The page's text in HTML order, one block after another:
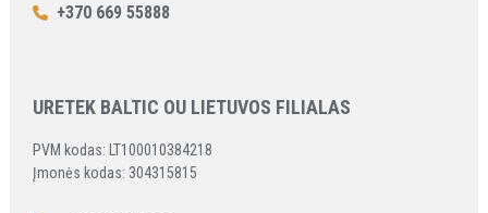
+370 669 55888
URETEK BALTIC OU LIETUVOS FILIALAS
PVM kodas: LT100010384218
Įmonės kodas: 304315815